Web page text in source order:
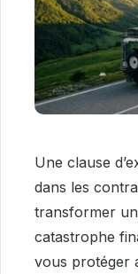
Une clause
dans les
transformer
catastrophe
vous protéger